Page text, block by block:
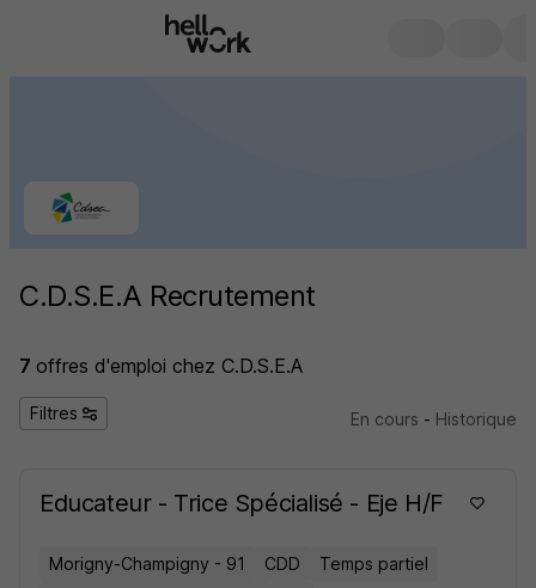
C.D.S.E.A Recrutement
7 offres d'emploi chez C.D.S.E.A
Filtres En cours - Historique
Educateur - Trice Spécialisé - Eje H/F
Morigny-Champigny - 91 CDD
Temps partiel